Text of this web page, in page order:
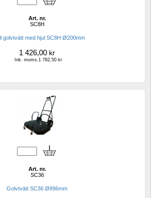
Art. nr.
SC8H
golvtvätt med hjul SC8H Ø200mm
1 426,00 kr
Ink. moms.1 782,50 kr
Art. nr.
SC36
Golvtvätt SC36 Ø896mm